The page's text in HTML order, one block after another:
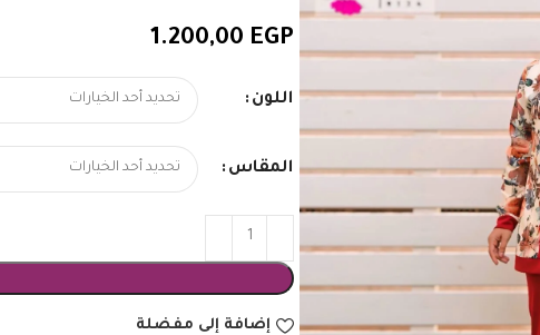
1.200,00 EGP
اللون
المقاس
إضافة إلى مفضلة